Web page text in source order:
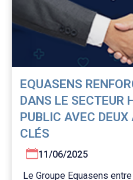
EQUASENS
DANS LE SECTEUR
PUBLIC AVEC
CLÉS
11/06/2025
Le Groupe Equasens